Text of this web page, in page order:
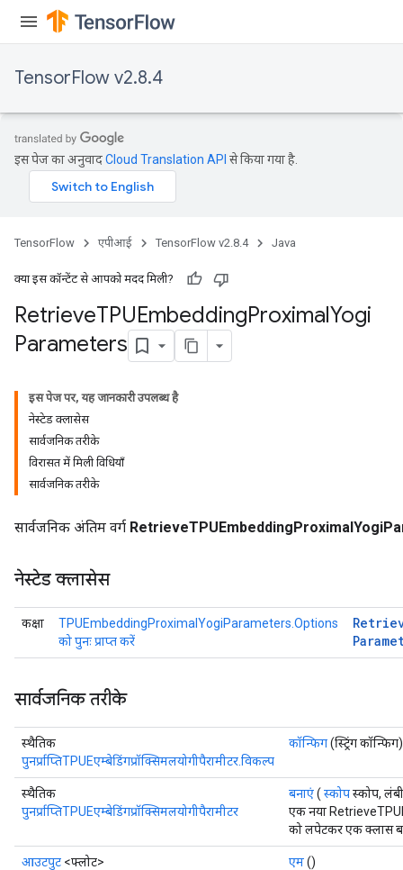
TensorFlow v2.8.4
इस पेज का अनुवादCloud Translation API से किया गया है.
TensorFlow एपीआई TensorFlow v2.8.4 Java
क्या इस कॉन्टेंट से आपको मदद मिली?
RetrieveTPUEmbeddingProximalYogi
Parameters
इस पेज पर, यह जानकारी उपलब्ध है
नेस्टेड क्लासेस
सार्वजनिक तरीके
विरासत में मिली विधियाँ
सार्वजनिक तरीके
सार्वजनिक अंतिम वर्ग
नेस्टेड क्लासेस
कक्षा
TPUEmbeddingProximalYogiParameters.Options
को पुनः प्राप्त करें
सार्वजनिक तरीके
स्थैतिक
पुनर्प्राप्तिTPUEएम्बेडिंगप्रॉक्सिमलयोगीपैरामीटर.विकल्प
कॉन्फिग(स्ट्रिंग कॉन्फिग)
स्थैतिक
पुनर्प्राप्तिTPUEएम्बेडिंगप्रॉक्सिमलयोगीपैरामीटर
बनाएं( स्कोपस्कोप,
एक नया
को लपेटकर एक क्लास
आउटपुट <फ्लोट> एम()